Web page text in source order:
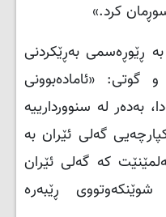
کرد.»
ڕێوڕەسمی بەڕێکردنی
«ئامادەبوونی
بەدەر لە سنووردارییە
گەلی ئێران بە
کە گەلی ئێران
ڕێبەرە